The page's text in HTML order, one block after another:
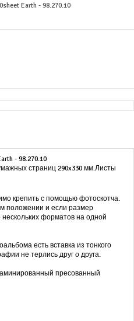
Earth - 98.270.10
- 98.270.10
страниц 290x330 мм.Листы
крепить с помощью фотоскотча.
положении и если размер
форматов на одной
есть вставка из тонкого
не терлись друг о друга.
пресованный